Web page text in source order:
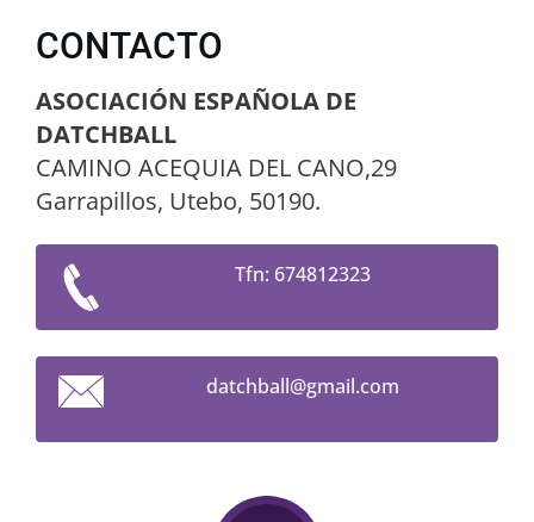
CONTACTO
ASOCIACIÓN ESPAÑOLA DE
DATCHBALL
CAMINO ACEQUIA DEL CANO,29
Garrapillos, Utebo, 50190.
Tfn: 674812323
datchball@gmail.com